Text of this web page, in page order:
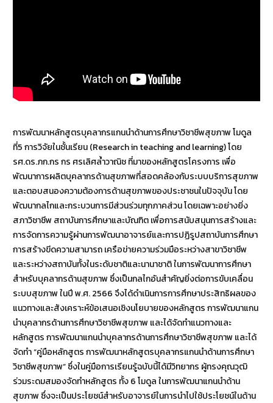
การพัฒนาหลักสูตรบุคลากรแกนนำด้านการศึกษาวิชาชีพสุขภาพ โมดูล
ที่5 การวิจัยในชั้นเรียน (Research in teaching and learning) โดย
รศ.ดร.ภก.กร กร ศรเลิศล้ำวาณิช ที่มาของหลักสูตรโครงการ เพื่อ
พัฒนาการผลิตบุคลากรด้านสุขภาพที่สอดคล้องกับระบบบริการสุขภาพ
และตอบสนองความต้องการด้านสุขภาพของประชาชนในปัจจุบัน โดย
พัฒนากลไกและกระบวนการมีส่วนร่วมทุกภาคส่วน โดยเฉพาะอย่างยิ่ง
สภาวิชาชีพ สถาบันการศึกษาและบัณฑิต เพื่อการสนับสนุนการสร้างและ
การจัดการความรู้ผ่านการพัฒนาอาจารย์และการปฏิรูปสถาบันการศึกษา
การสร้างขีดความสามารถ เครือข่ายความร่วมมือระหว่างสาขาวิชาชีพ
และระหว่างสถาบันทั้งในระดับชาติและนานาชาติ ในการพัฒนาการศึกษา
สำหรับบุคลากรด้านสุขภาพ ซึ่งเป็นกลไกอันสำคัญยิ่งต่อการขับเคลื่อน
ระบบสุขภาพ ในปี พ.ศ. 2566 จึงได้ดำเนินการการศึกษาประสิทธิผลของ
แนวทางและสังเคราะห์ข้อเสนอเชิงนโยบายของหลักสูตร การพัฒนาแกน
นำบุคลากรด้านการศึกษาวิชาชีพสุขภาพ และได้จัดทำแนวทางและ
หลักสูตร การพัฒนาแกนนำบุคลากรด้านการศึกษาวิชาชีพสุขภาพ และได้
จัดทำ “คู่มือหลักสูตร การพัฒนาหลักสูตรบุคลากรแกนนำด้านการศึกษา
วิชาชีพสุขภาพ” ซึ่งในคู่มือการเรียนรู้ฉบับนี้ได้มีวิทยากร ผู้ทรงคุณวุฒิ
ร่วมระดมสมองจัดทำหลักสูตร ทั้ง 6 โมดูล ในการพัฒนาแกนนำด้าน
สุขภาพ ซึ่งจะเป็นประโยชน์สำหรับอาจารย์ในการนำไปใช้ประโยชน์ในด้าน